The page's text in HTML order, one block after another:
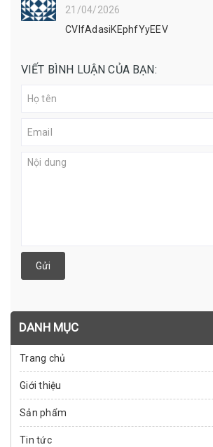
21/04/2026
CVIfAdasiKEphfYyEEV
VIẾT BÌNH LUẬN CỦA BẠN:
Gửi
DANH MỤC
Trang chủ
Giới thiệu
Sản phẩm
Tin tức